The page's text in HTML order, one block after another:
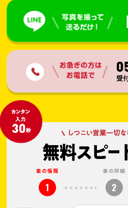
車の情報
1
車の詳細
2